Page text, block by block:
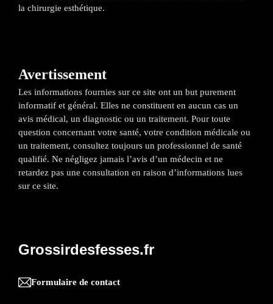
la chirurgie esthétique.
Avertissement
Les informations fournies sur ce site ont un but purement
informatif et général. Elles ne constituent en aucun cas un
avis médical, un diagnostic ou un traitement. Pour toute
question concernant votre santé, votre condition médicale ou
un traitement, consultez toujours un professionnel de santé
qualifié. Ne négligez jamais l’avis d’un médecin et ne
retardez pas une consultation en raison d’informations lues
sur ce site.
Grossirdesfesses.fr
Formulaire de contact